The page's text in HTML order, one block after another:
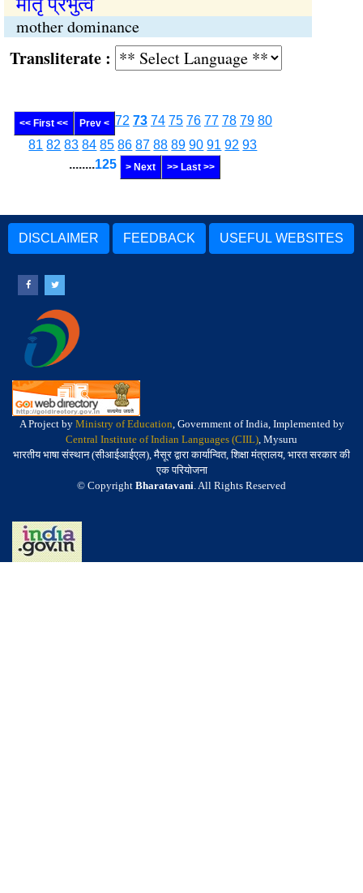
mother dominance
:
<< First << Prev < 72 73 74 75 76 77 78 79 80
81 82 83 84 85 86 87 88 89 90 91 92 93
........125 > Next >> Last >>
DISCLAIMER FEEDBACK USEFUL WEBSITES
A Project by Ministry of Education, Government of India, Implemented by
Central Institute of Indian Languages (CIIL), Mysuru
भारतीय भाषा संस्थान (सीआईआईएल), मैसूर द्वारा कार्यान्वित, शिक्षा मंत्रालय, भारत सरकार की
एक परियोजना
© Copyright Bharatavani. All Rights Reserved